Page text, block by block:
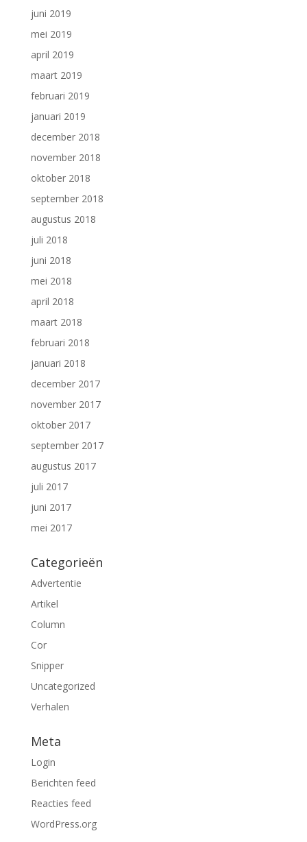
juni 2019
mei 2019
april 2019
maart 2019
februari 2019
januari 2019
december 2018
november 2018
oktober 2018
september 2018
augustus 2018
juli 2018
juni 2018
mei 2018
april 2018
maart 2018
februari 2018
januari 2018
december 2017
november 2017
oktober 2017
september 2017
augustus 2017
juli 2017
juni 2017
mei 2017
Categorieën
Advertentie
Artikel
Column
Cor
Snipper
Uncategorized
Verhalen
Meta
Login
Berichten feed
Reacties feed
WordPress.org